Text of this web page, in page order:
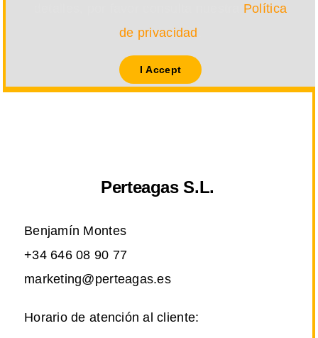
Política
de privacidad
I Accept
Perteagas S.L.
Benjamín Montes
+34 646 08 90 77
marketing@perteagas.es
Horario de atención al cliente: